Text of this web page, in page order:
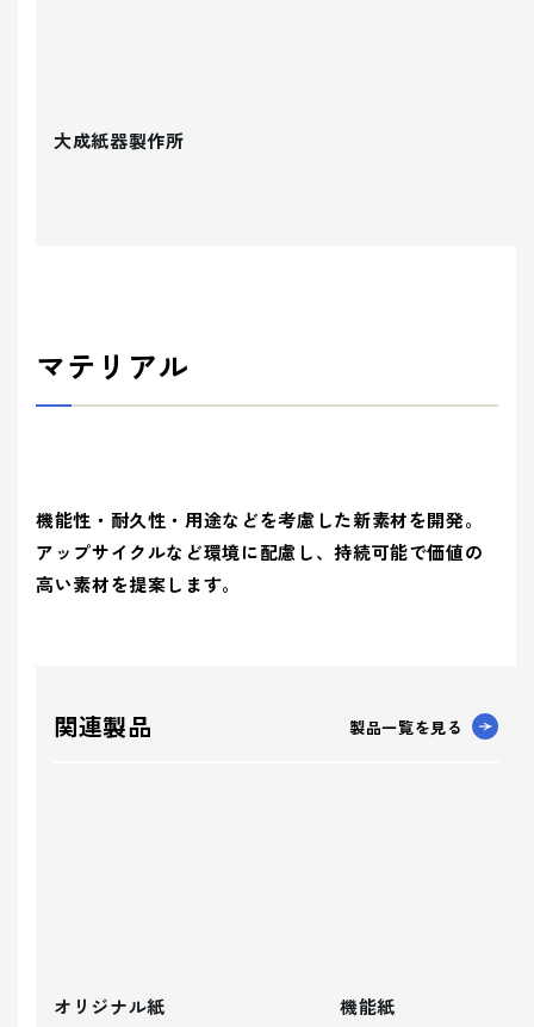
大成紙器製作所
マテリアル
機能性・耐久性・用途などを考慮した新素材を開発。
アップサイクルなど環境に配慮し、持続可能で価値の
高い素材を提案します。
関連製品 製品一覧を見る
オリジナル紙 機能紙